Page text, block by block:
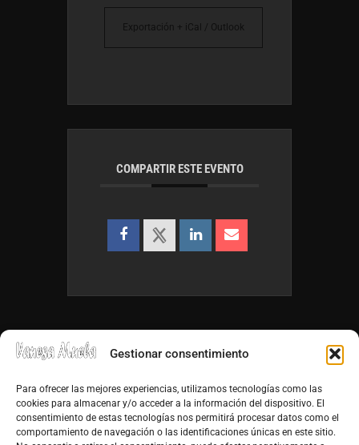
Gestionar consentimiento
Para ofrecer las mejores experiencias, utilizamos tecnologías como las
cookies para almacenar y/o acceder a la información del dispositivo. El
consentimiento de estas tecnologías nos permitirá procesar datos como el
comportamiento de navegación o las identificaciones únicas en este sitio.
Exportación + iCal / Outlook
COMPARTIR ESTE EVENTO
info@vanesamuela.es